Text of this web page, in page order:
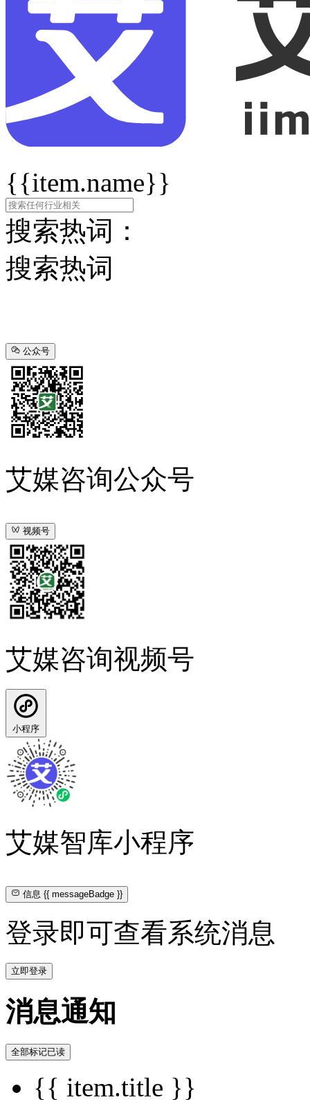
{{item.name}}
搜索热词：
搜索热词
公众号
艾媒咨询公众号
视频号
艾媒咨询视频号
小程序
艾媒智库小程序
信息{{ messageBadge }}
登录即可查看系统消息
立即登录
消息通知
全部标记已读
{{ item.title }}